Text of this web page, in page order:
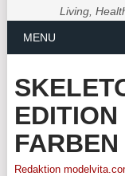
Living,
MENU
FARBEN
Redaktion